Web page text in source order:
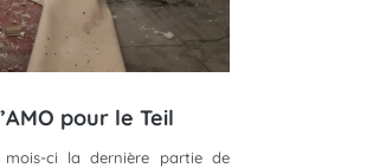
pour le Teil
mois-ci la dernière partie de